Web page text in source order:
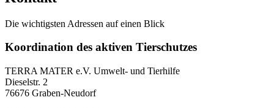
Die wichtigsten Adressen auf einen Blick
Koordination des aktiven Tierschutzes
TERRA MATER e.V. Umwelt- und Tierhilfe
Dieselstr. 2
76676 Graben-Neudorf